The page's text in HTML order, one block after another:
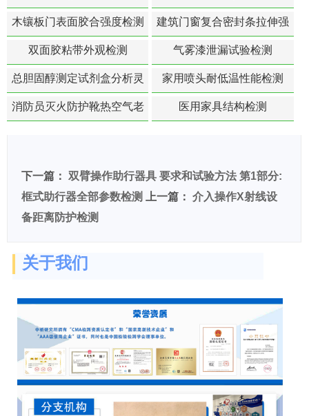
苯含量检测
木镶板门表面胶合强度检测
建筑门窗复合密封条拉伸强
度-硬质塑料材料检测
双面胶粘带外观检测 气雾漆泄漏试验检测
总胆固醇测定试剂盒分析灵
敏度检测
家用喷头耐低温性能检测
消防员灭火防护靴热空气老
医用家具结构检测
下一篇： 双臂操作助行器具 要求和试验方法 第1部分:
框式助行器全部参数检测
上一篇： 介入操作X射线设
备距离防护检测
关于我们